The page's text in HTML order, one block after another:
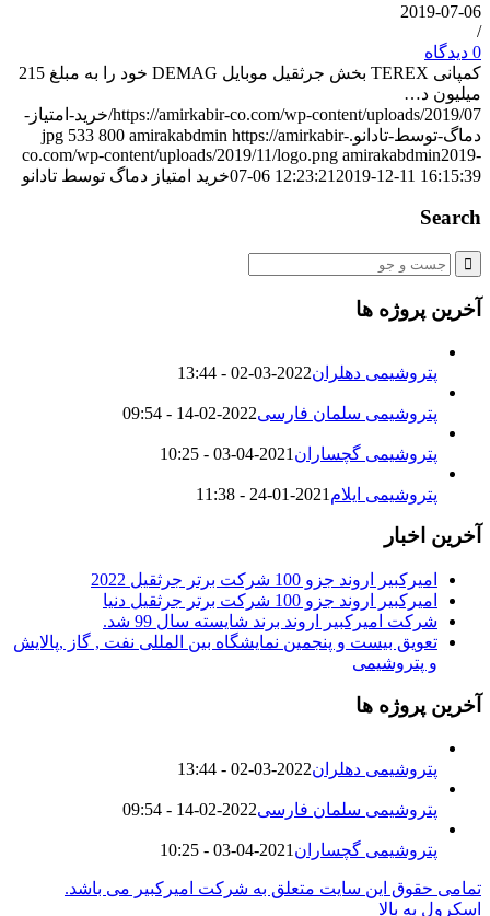
2019-07-06
/
0 دیدگاه
کمپانی TEREX بخش جرثقیل موبایل DEMAG خود را به مبلغ 215
میلیون د…
https://amirkabir-co.com/wp-content/uploads/2019/07/خرید-امتیاز-
دماگ-توسط-تادانو.jpg
533 800 amirakabdmin https://amirkabir-
co.com/wp-content/uploads/2019/11/logo.png amirakabdmin2019-
07-06 12:23:21 2019-12-11 16:15:39 خرید امتیاز دماگ توسط تادانو
Search
آخرین پروژه ها
پتروشیمی دهلران2022-03-02 - 13:44
پتروشیمی سلمان فارسی2022-02-14 - 09:54
پتروشیمی گچساران 2021-04-03 - 10:25
پتروشیمی ایلام 2021-01-24 - 11:38
آخرین اخبار
امیرکبیر اروند جزو 100 شرکت برتر جرثقیل 2022
امیرکبیر اروند جزو 100 شرکت برتر جرثقیل دنیا
شرکت امیرکبیر اروند برند شایسته سال 99 شد.
تعویق بیست و پنجمین نمایشگاه بین المللی نفت , گاز ,پالایش
و پتروشیمی
آخرین پروژه ها
پتروشیمی دهلران2022-03-02 - 13:44
پتروشیمی سلمان فارسی2022-02-14 - 09:54
پتروشیمی گچساران 2021-04-03 - 10:25
تمامی حقوق این سایت متعلق به شرکت امیرکبیر می باشد.
اسکرول به بالا